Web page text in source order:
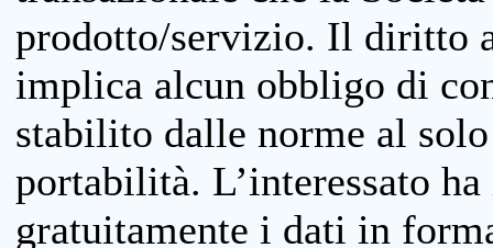
prodotto/servizio. Il diritto
implica alcun obbligo di
stabilito dalle norme al
portabilità. L’interessato
gratuitamente i dati in